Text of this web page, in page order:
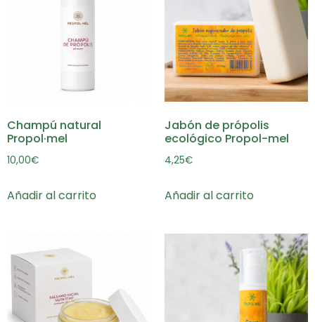
Champú natural
Propol·mel
10,00€
Añadir al carrito
Jabón de própolis
ecológico Propol-mel
4,25€
Añadir al carrito